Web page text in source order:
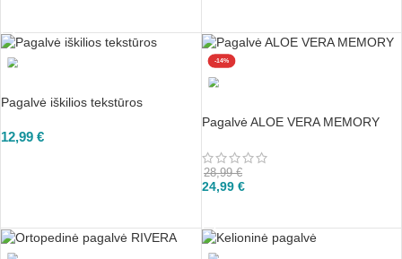
Pagalvė iškilios tekstūros
12,99 €
-14%
Pagalvė ALOE VERA MEMORY
28,99€
24,99 €